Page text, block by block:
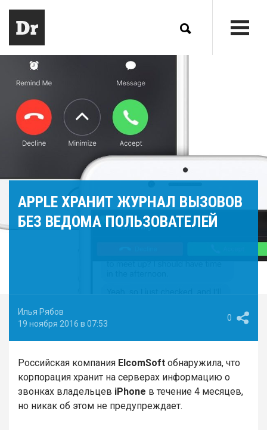
APPLE ХРАНИТ ЖУРНАЛ ВЫЗОВОВ
БЕЗ ВЕДОМА ПОЛЬЗОВАТЕЛЕЙ
Илья Рябов
19 ноября 2016 в 07:53
0
Российская компания ElcomSoft обнаружила, что
корпорация хранит на серверах информацию о
звонках владельцев iPhone в течение 4 месяцев,
но никак об этом не предупреждает.